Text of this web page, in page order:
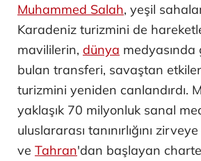
Muhammed Salah, yeşil
Karadeniz turizmini de
mavililerin, dünya medyasında
bulan transferi, savaştan
turizmini yeniden canlandırdı.
yaklaşık 70 milyonluk sanal
uluslararası tanınırlığını
ve Tahran'dan başlayan